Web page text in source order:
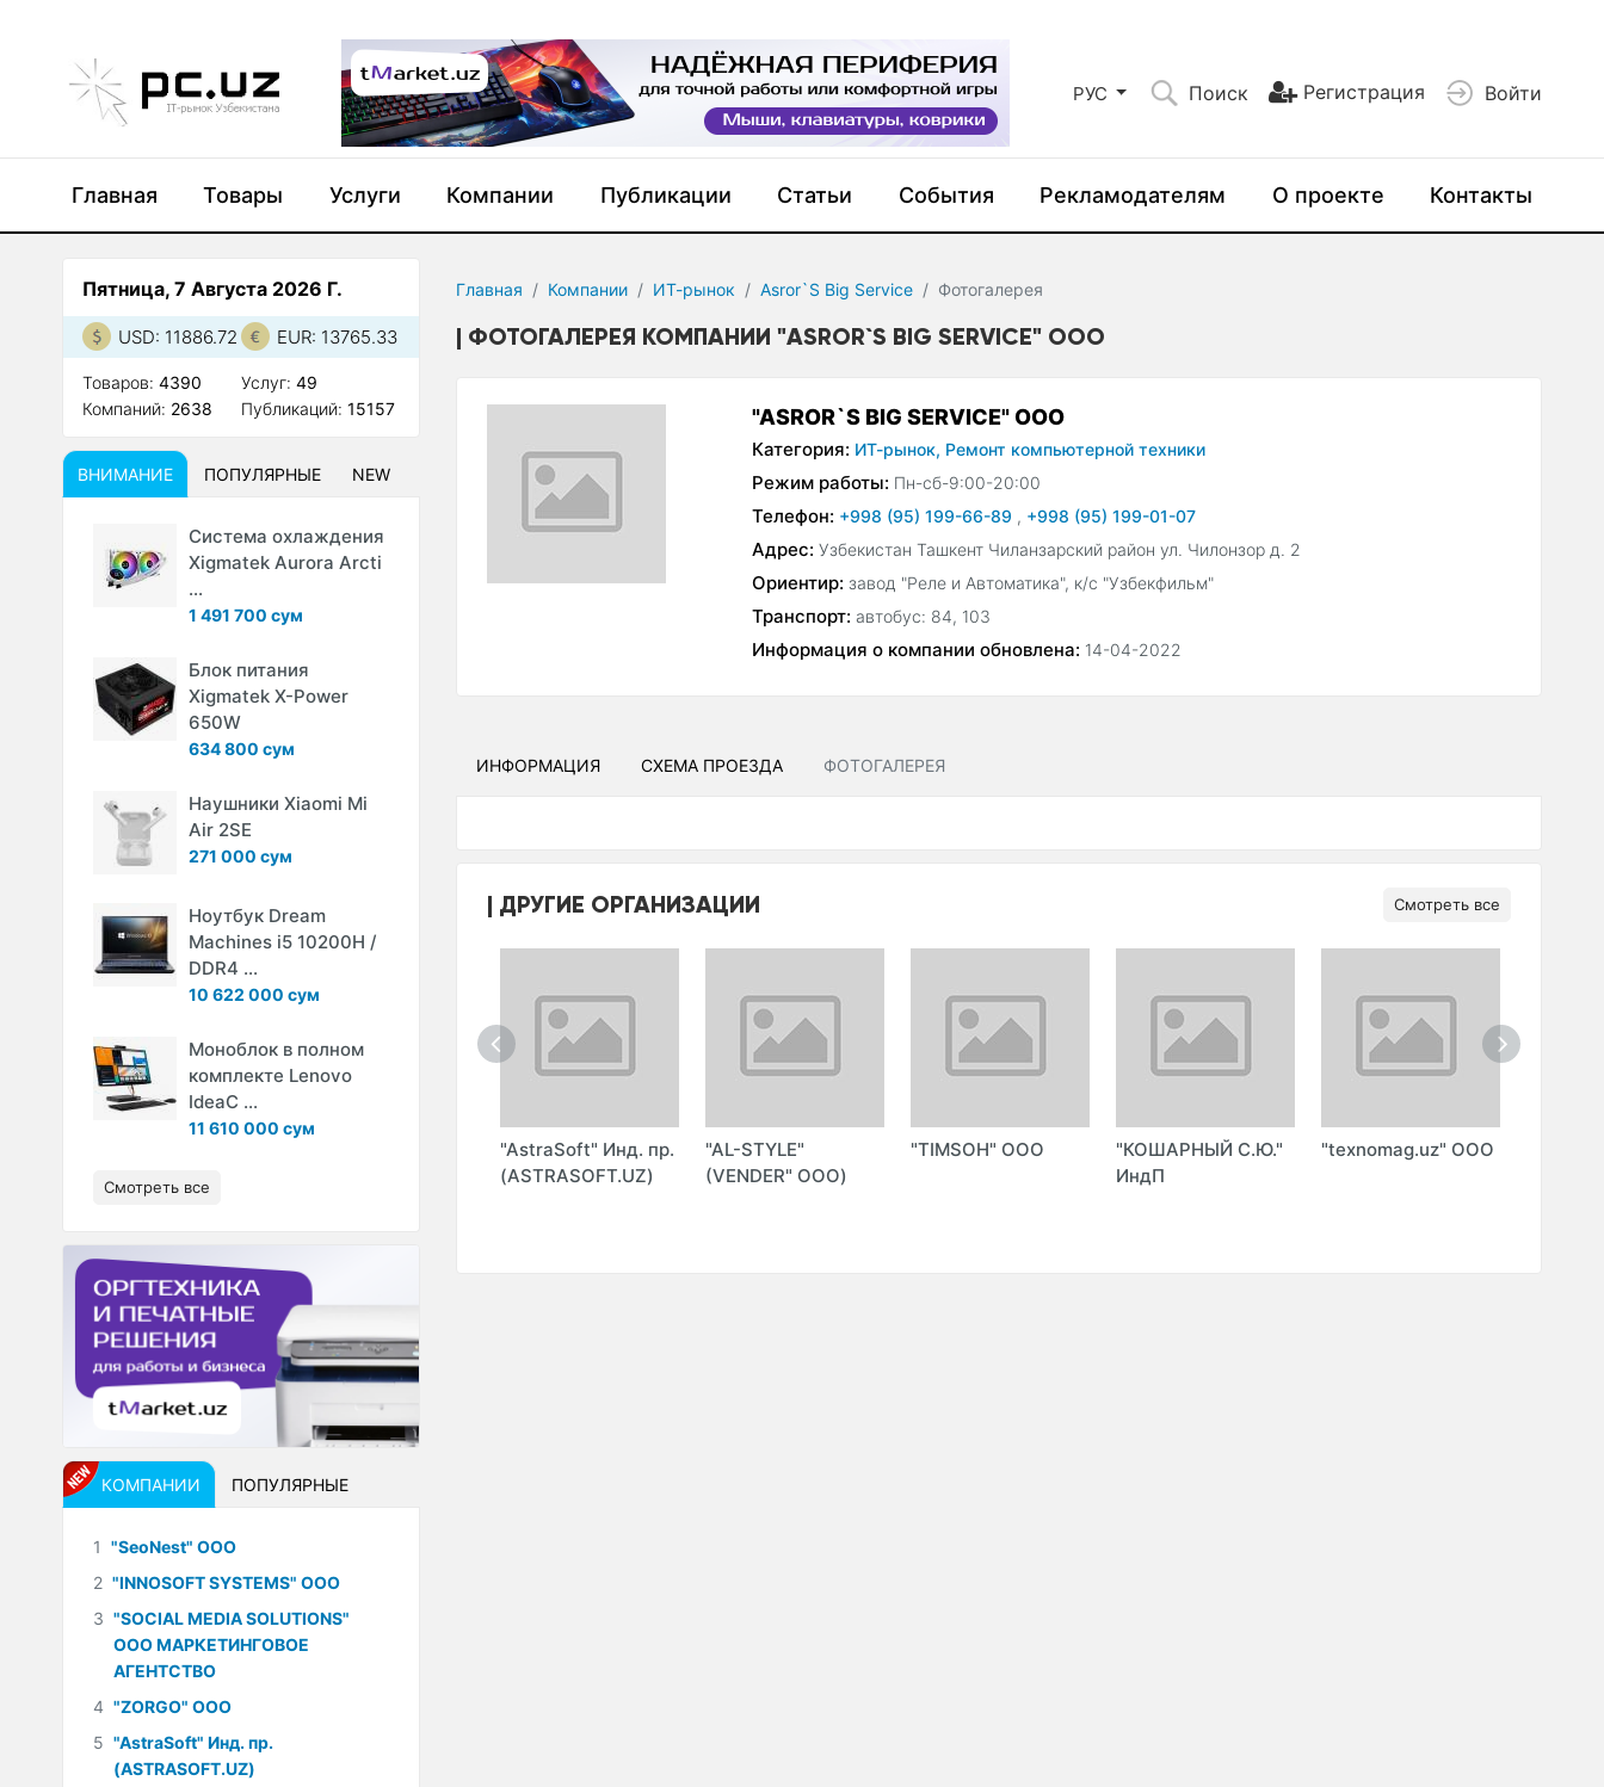
РУС Поиск Регистрация Войти
Главная Товары Услуги Компании Публикации Статьи События Рекламодателям О проекте Контакты
Главная Компании ИТ-рынок Asror`S Big Service Фотогалерея
ФОТОГАЛЕРЕЯ КОМПАНИИ "ASROR`S BIG SERVICE" ООО
"ASROR`S BIG SERVICE" ООО
Категория: ИТ-рынок, Ремонт компьютерной техники
Режим работы: Пн-сб-9:00-20:00
Телефон: +998 (95) 199-66-89 , +998 (95) 199-01-07
Адрес: Узбекистан Ташкент Чиланзарский район ул. Чилонзор д. 2
Ориентир: завод "Реле и Автоматика", к/с "Узбекфильм"
Транспорт: автобус: 84, 103
Информация о компании обновлена: 14-04-2022
ИНФОРМАЦИЯ СХЕМА ПРОЕЗДА ФОТОГАЛЕРЕЯ
ДРУГИЕ ОРГАНИЗАЦИИ Смотреть все
пр.
"AstraSoft" Инд. пр.
(ASTRASOFT.UZ)
"AL-STYLE"
(VENDER" ООО)
"TIMSOH" ООО
"КОШАРНЫЙ С.Ю."
ИндП
"texnomag.uz" ООО
Пятница, 7 Августа 2026 Г.
USD: 11886.72 EUR: 13765.33
Товаров: 4390
Компаний: 2638
Услуг:49
Публикаций:15157
ВНИМАНИЕ ПОПУЛЯРНЫЕ NEW
Система охлаждения
Xigmatek Aurora Arcti
...
1 491 700 сум
Блок питания
Xigmatek X-Power
650W
634 800 сум
Наушники Xiaomi Mi
Air 2SE
271 000 сум
Ноутбук Dream
Machines i5 10200H /
DDR4 ...
10 622 000 сум
Моноблок в полном
комплекте Lenovo
IdeaC ...
11 610 000 сум
Смотреть все
КОМПАНИИ ПОПУЛЯРНЫЕ
1 "SeoNest" ООО
2 "INNOSOFT SYSTEMS" ООО
3 "SOCIAL MEDIA SOLUTIONS"
ООО МАРКЕТИНГОВОЕ
АГЕНТСТВО
4 "ZORGO" ООО
5 "AstraSoft" Инд. пр.
(ASTRASOFT.UZ)